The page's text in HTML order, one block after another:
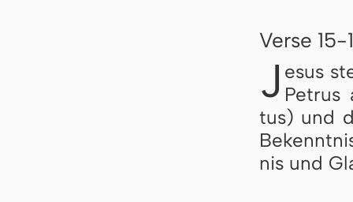
Verse
J esus
Pe­t­rus
tus) und
nis und